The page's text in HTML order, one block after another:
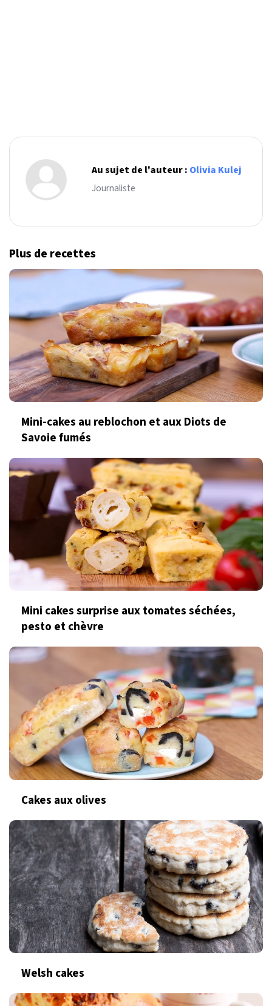
Au sujet de l'auteur : Olivia Kulej
Journaliste
Plus de recettes
Mini-cakes au reblochon et aux Diots de
Savoie fumés
Mini cakes surprise aux tomates séchées,
pesto et chèvre
Cakes aux olives
Welsh cakes